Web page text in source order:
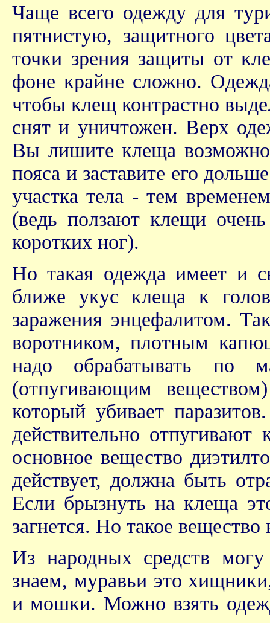
Чаще всего одежду для
пятнистую, защитного
точки зрения защиты от
фоне крайне сложно.
чтобы клещ контрастно
снят и уничтожен. Верх
Вы лишите клеща
пояса и заставите его
участка тела - тем
(ведь ползают клещи
коротких ног).
Но такая одежда имеет и
ближе укус клеща к
заражения энцефалитом.
воротником, плотным
надо обрабатывать по
(отпугивающим
который убивает
действительно
основное вещество
действует, должна быть
Если брызнуть на клеща
загнется. Но такое
Из народных средств
знаем, муравьи это
и мошки. Можно взять